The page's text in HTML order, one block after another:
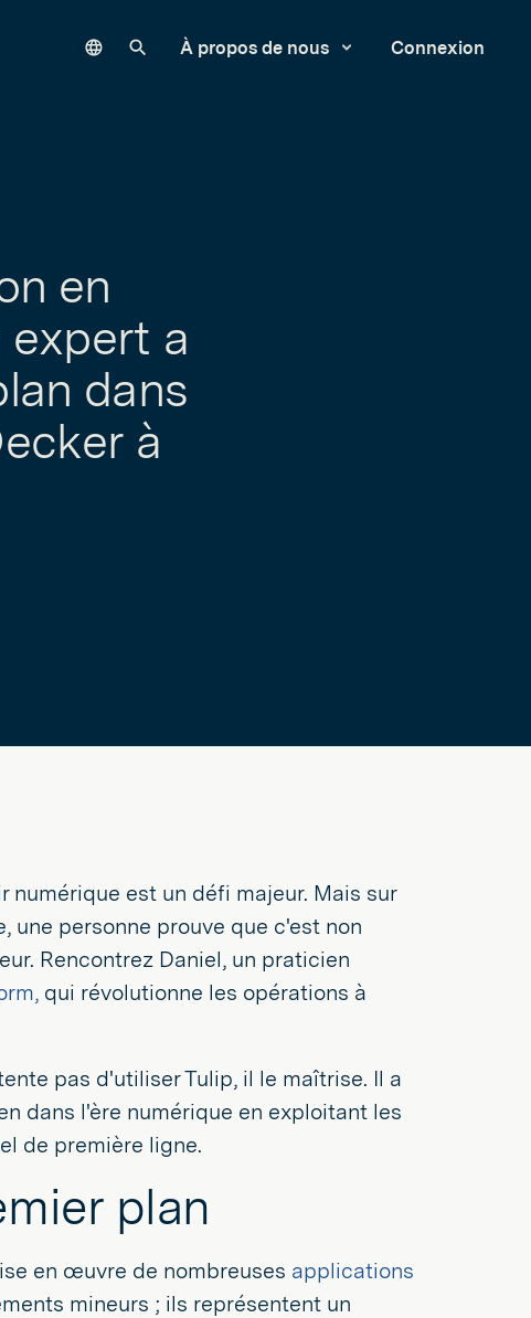
LanguageRechercher sur notre site
À propos de nous Connexion
en
expert a
dans
à
numérique est un défi majeur. Mais sur
une personne prouve que c'est non
Rencontrez Daniel, un praticien
qui révolutionne les opérations à
pas d'utiliser Tulip, il le maîtrise. Il a
dans l'ère numérique en exploitant les
de première ligne.
plan
en œuvre de nombreuses applications
mineurs ; ils représentent un